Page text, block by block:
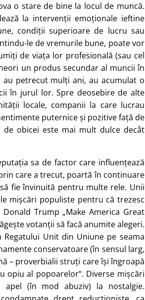
o stare de bine la locul de muncă.
la intervenții emoționale ieftine
condiții superioare de lucru sau
le de vremurile bune, poate vor
de viața lor profesională (sau cel
un produs secundar al muncii în
petrecut mulți ani, au acumulat o
în jurul lor. Spre deosebire de alte
locale, companii la care lucrau
puternice și pozitive față de
obicei este mai mult dulce decât
sa de factor care influențează
care a trecut, poartă în continuare
fie învinuită pentru multe rele. Unii
mișcări populiste pentru că trezesc
Trump „Make America Great
votanții să facă anumite alegeri.
Unit din Uniune pe seama
conservatoare (în sensul larg,
– proverbialii struți care își îngroapă
opiu al popoarelor“. Diverse mișcări
(în mod abuziv) la nostalgie.